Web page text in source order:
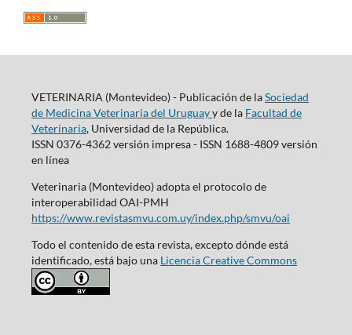
VETERINARIA (Montevideo) - Publicación de laSociedad
de Medicina Veterinaria del Uruguayy de la Facultad de
Veterinaria, Universidad de la República.
ISSN 0376-4362 versión impresa - ISSN 1688-4809 versión
en línea
Veterinaria (Montevideo) adopta el protocolo de
interoperabilidad OAI-PMH
https://www.revistasmvu.com.uy/index.php/smvu/oai
Todo el contenido de esta revista, excepto dónde está
identificado, está bajo una Licencia Creative Commons